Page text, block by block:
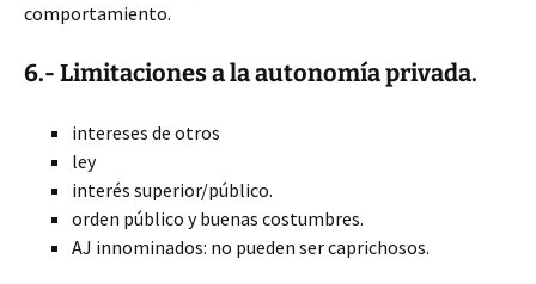
comportamiento.
6.- Limitaciones a la autonomía privada.
intereses de otros
ley
interés superior/público.
orden público y buenas costumbres.
AJ innominados: no pueden ser caprichosos.